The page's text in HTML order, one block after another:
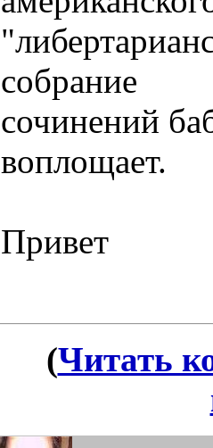
собрание
сочинений
воплощает.
Привет
(Читать